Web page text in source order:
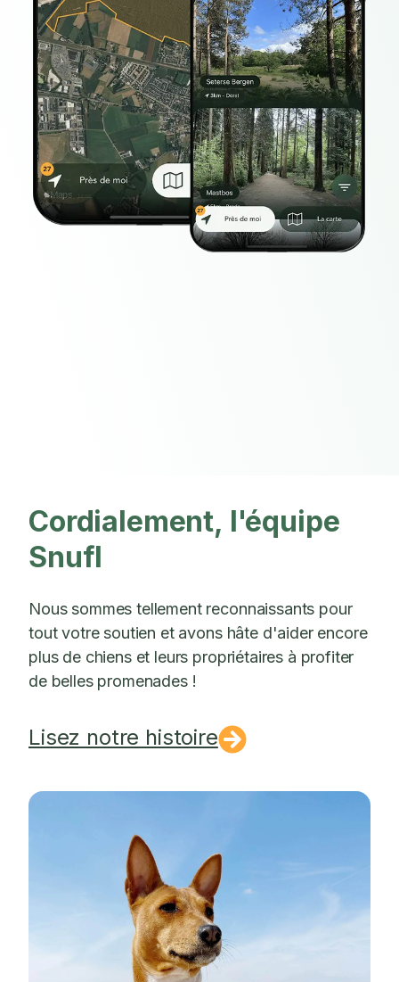
Cordialement, l'équipe
Snufl
Nous sommes tellement reconnaissants pour
tout votre soutien et avons hâte d'aider encore
plus de chiens et leurs propriétaires à profiter
de belles promenades !
Lisez notre histoire